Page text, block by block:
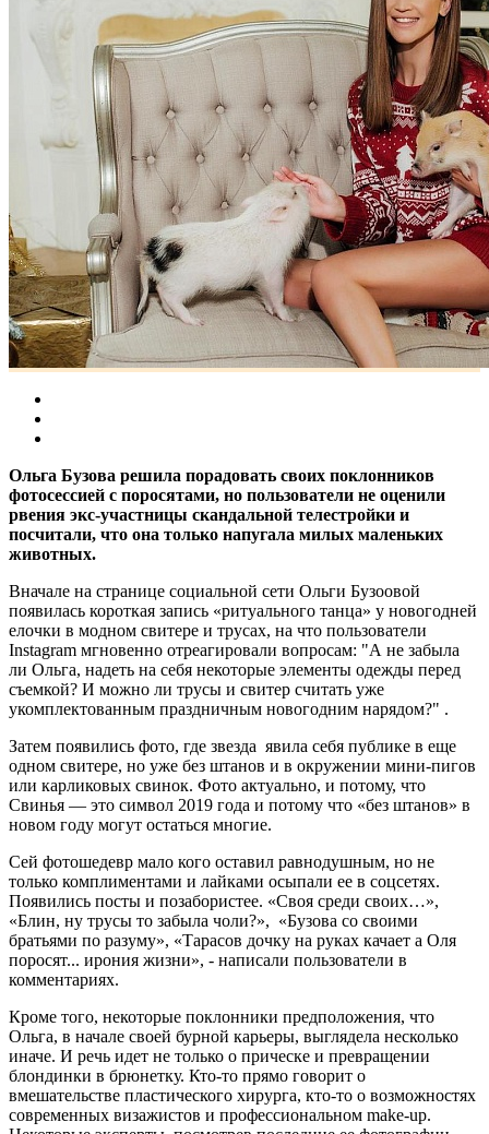
Ольга Бузова решила порадовать своих поклонников
фотосессией с поросятами, но пользователи не оценили
рвения экс-участницы скандальной телестройки и
посчитали, что она только напугала милых маленьких
животных.
Вначале на странице социальной сети Ольги Бузоовой
появилась короткая запись «ритуального танца» у новогодней
елочки в модном свитере и трусах, на что пользователи
Instagram мгновенно отреагировали вопросам: "А не забыла
ли Ольга, надеть на себя некоторые элементы одежды перед
съемкой? И можно ли трусы и свитер считать уже
укомплектованным праздничным новогодним нарядом?" .
Затем появились фото, где звезда явила себя публике в еще
одном свитере, но уже без штанов и в окружении мини-пигов
или карликовых свинок. Фото актуально, и потому, что
Свинья — это символ 2019 года и потому что «без штанов» в
новом году могут остаться многие.
Сей фотошедевр мало кого оставил равнодушным, но не
только комплиментами и лайками осыпали ее в соцсетях.
Появились посты и позабористее. «Своя среди своих…»,
«Блин, ну трусы то забыла чоли?», «Бузова со своими
братьями по разуму», «Тарасов дочку на руках качает а Оля
поросят... ирония жизни», - написали пользователи в
комментариях.
Кроме того, некоторые поклонники предположения, что
Ольга, в начале своей бурной карьеры, выглядела несколько
иначе. И речь идет не только о прическе и превращении
блондинки в брюнетку. Кто-то прямо говорит о
вмешательстве пластического хирурга, кто-то о возможностях
современных визажистов и профессиональном make-up.